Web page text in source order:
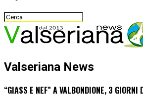
Valseriana News
“GIASS E NEF” A VALBONDIONE, 3